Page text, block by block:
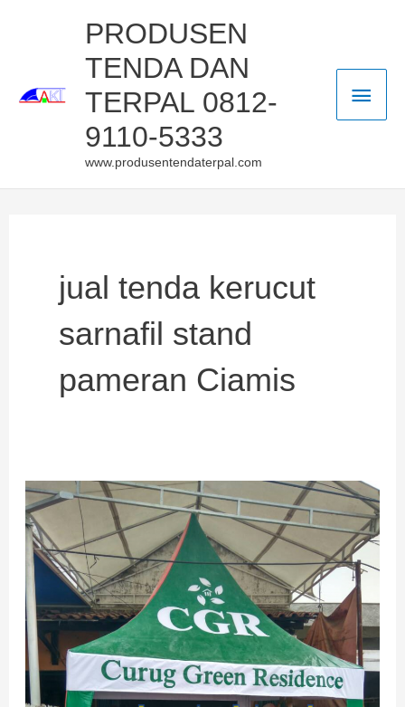
PRODUSEN
TENDA DAN
TERPAL 0812-
9110-5333
www.produsentendaterpal.com
jual tenda kerucut
sarnafil stand
pameran Ciamis
TERMURAH
JUAL
TENDA
KERUCUT